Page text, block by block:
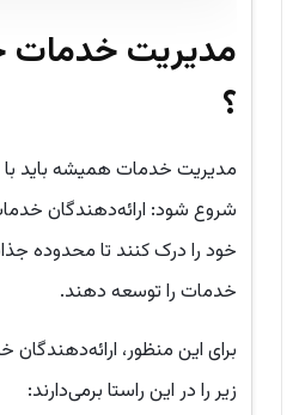
مدیریت
؟
مدیریت خدمات همیشه باید
شروع شود: ارائه‌دهندگان
خود را درک کنند تا محدوده
خدمات را توسعه دهند.
برای این منظور،
زیر را در این راستا برمی‌دارند: